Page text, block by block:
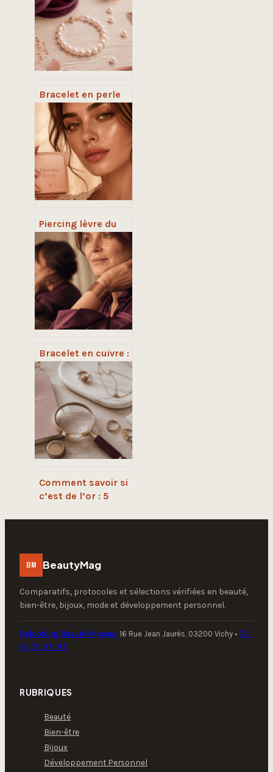
Bracelet en perle
de culture : 3
critères de qualité
pour choisir votre
bijou en or 18
carats
Piercing lèvre du
bas : 5 variantes
esthétiques et les
étapes clés pour
une cicatrisation
sans risque
Bracelet en cuivre :
remède naturel
contre l’arthrose
ou simple
accessoire de
mode ?
Comment savoir si
c’est de l’or : 5
infaillibles pour
BM BeautyMag
Comparatifs, protocoles et sélections vérifiées en beauté,
bien-être, bijoux, mode et développement personnel.
Relooking Beauté Minceur 16 Rue Jean Jaurès, 03200 Vichy • Tél :
04 70 97 01 11
RUBRIQUES
Beauté
Bien-être
Bijoux
Développement Personnel